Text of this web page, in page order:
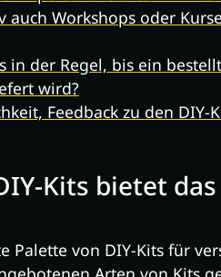
auch Workshops oder
in der Regel, bis ein
wird?
Feedback zu den DIY-
Kits bietet
Palette von DIY-Kits für